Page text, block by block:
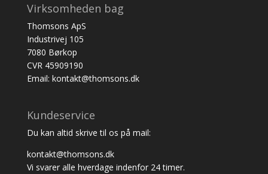
Virksomheden bag
Thomsons ApS
Industrivej 105
7080 Børkop
CVR 45909190
Email: kontakt@thomsons.dk
Kundeservice
Du kan altid skrive til os på mail:
kontakt@thomsons.dk
Vi svarer alle hverdage indenfor 24 timer.